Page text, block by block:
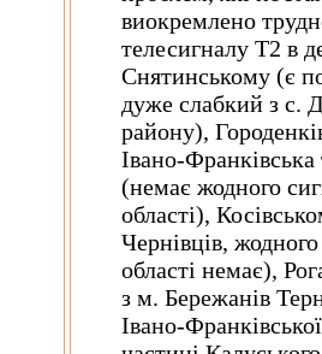
виокремлено
телесигналу Т2 в
Снятинському (є
дуже слабкий з с.
району),
Івано-
(немає жодного
області),
Чернівців,
області немає),
з м. Бережанів
Івано-